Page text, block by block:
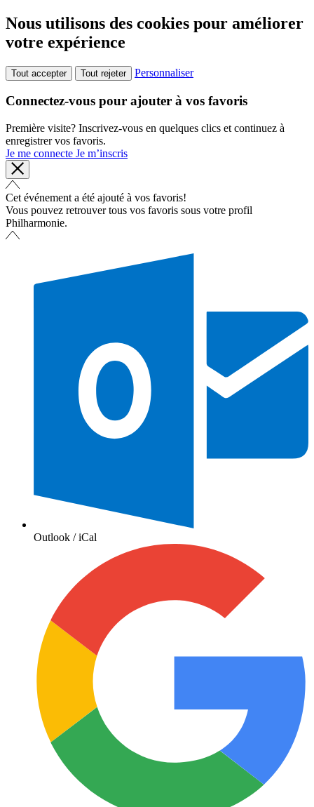
Nous utilisons des cookies pour améliorer
votre expérience
Tout accepter Tout rejeter Personnaliser
Connectez-vous pour ajouter à vos favoris
Première visite? Inscrivez-vous en quelques clics et continuez à
enregistrer vos favoris.
Je me connecte Je m’inscris
Cet événement a été ajouté à vos favoris!
Vous pouvez retrouver tous vos favoris sous votre profil
Philharmonie.
Outlook / iCal